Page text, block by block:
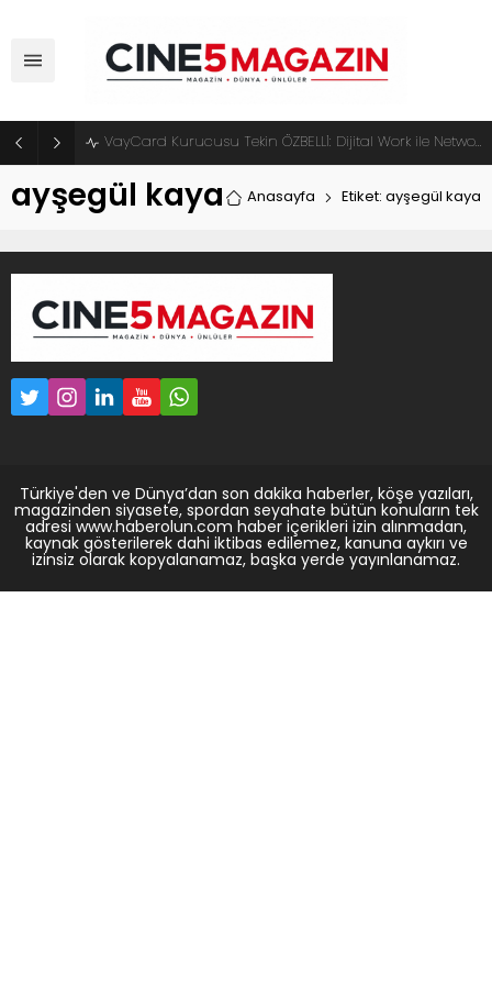
VayCard Kurucusu Tekin ÖZBELLİ: Dijital Work ile Network Marketingde Yeni Dönem Başlıyor
ayşegül kaya Anasayfa Etiket: ayşegül kaya
Türkiye'den ve Dünya’dan son dakika haberler, köşe yazıları,
magazinden siyasete, spordan seyahate bütün konuların tek
adresi www.haberolun.com haber içerikleri izin alınmadan,
kaynak gösterilerek dahi iktibas edilemez, kanuna aykırı ve
izinsiz olarak kopyalanamaz, başka yerde yayınlanamaz.